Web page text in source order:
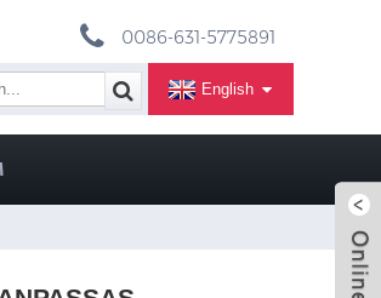
0086-631-5775891
English